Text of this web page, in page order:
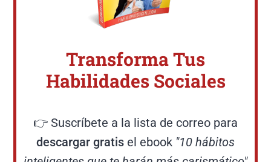
Transforma Tus
Habilidades Sociales
👉 Suscríbete a la lista de correo para
descargar gratis el ebook "10 hábitos